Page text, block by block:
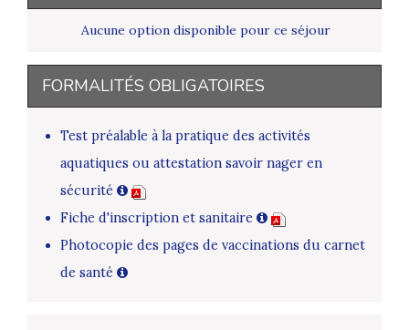
Aucune option disponible pour ce séjour
FORMALITÉS OBLIGATOIRES
Test préalable à la pratique des activités
aquatiques ou attestation savoir nager en
sécurité
Fiche d'inscription et sanitaire
Photocopie des pages de vaccinations du carnet
de santé